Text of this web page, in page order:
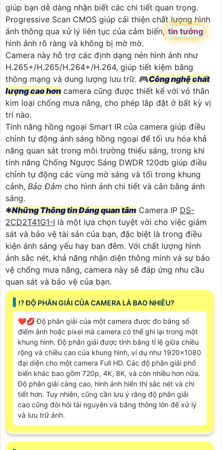
giúp bạn dễ dàng nhận biết các chi tiết quan trọng.
Progressive Scan CMOS giúp cải thiện chất lượng hình
ảnh thông qua xử lý liên tục của cảm biến, tin tưởng
hình ảnh rõ ràng và không bị mờ mờ.
Camera này hỗ trợ các định dạng nén hình ảnh như
H.265+/H.265/H.264+/H.264, giúp tiết kiệm băng
thông mạng và dung lượng lưu trữ. 🎮Công nghệ chất
lượng cao hơn camera cũng được thiết kế với vỏ thân
kim loại chống mưa nắng, cho phép lắp đặt ở bất kỳ vị
trí nào.
Tính năng hồng ngoại Smart IR của camera giúp điều
chỉnh tự động ánh sáng hồng ngoại để tối ưu hóa khả
năng quan sát trong môi trường thiếu sáng, trong khi
tính năng Chống Ngược Sáng DWDR 120db giúp điều
chỉnh tự động các vùng mờ sáng và tối trong khung
cảnh, Bảo Đảm cho hình ảnh chi tiết và cân bằng ánh
sáng.
✱Những Thông tin Đáng quan tâm Camera IP DS-
2CD2T41G1-I là một lựa chọn tuyệt vời cho việc giám
sát và bảo vệ tài sản của bạn, đặc biệt là trong điều
kiện ánh sáng yếu hay ban đêm. Với chất lượng hình
ảnh sắc nét, khả năng nhận diện thông minh và sự bảo
vệ chống mưa nắng, camera này sẽ đáp ứng nhu cầu
quan sát và bảo vệ của bạn.
⁉️ ĐỘ PHÂN GIẢI CỦA CAMERA LÀ BAO NHIÊU?
❤️‍💋‍ Độ phân giải của một camera được đo bằng số
điểm ảnh hoặc pixel mà camera có thể ghi lại trong một
khung hình. Độ phân giải được tính bằng tỉ lệ giữa chiều
rộng và chiều cao của khung hình, ví dụ như 1920x1080
đại diện cho một camera Full HD. Các độ phân giải phổ
biến khác bao gồm 720p, 4K, 8K, và còn nhiều hơn nữa.
Độ phân giải càng cao, hình ảnh hiển thị sắc nét và chi
tiết hơn. Tuy nhiên, cũng cần lưu ý rằng độ phân giải
cao cũng đòi hỏi tài nguyên và băng thông lớn để xử lý
và lưu trữ ảnh.